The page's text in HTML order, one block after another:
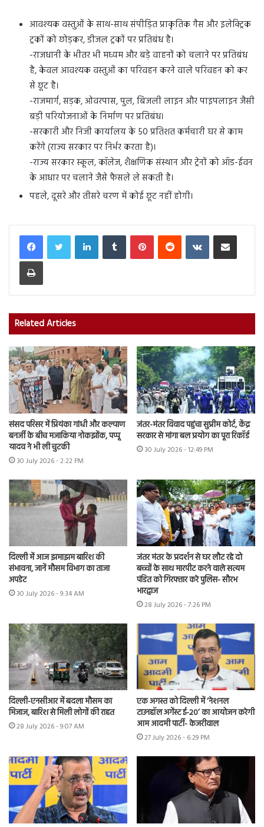
आवश्यक वस्तुओं के साथ-साथ संपीड़ित प्राकृतिक गैस और इलेक्ट्रिक
ट्रकों को छोड़कर, डीजल ट्रकों पर प्रतिबंध है।
-राजधानी के भीतर भी मध्यम और बड़े वाहनों को चलाने पर प्रतिबंध
है, केवल आवश्यक वस्तुओं का परिवहन करने वाले परिवहन को कर
से छूट है।
-राजमार्ग, सड़क, ओवरपास, पुल, बिजली लाइन और पाइपलाइन जैसी
बड़ी परियोजनाओं के निर्माण पर प्रतिबंध।
-सरकारी और निजी कार्यालय के 50 प्रतिशत कर्मचारी घर से काम
करेंगे (राज्य सरकार पर निर्भर करता है)।
-राज्य सरकार स्कूल, कॉलेज, शैक्षणिक संस्थान और ट्रेनों को ऑड-ईवन
के आधार पर चलाने जैसे फैसले ले सकती है।
पहले, दूसरे और तीसरे चरण में कोई छूट नहीं होगी।
LinkedInTumblr PinterestReddit VKontakteShare via Email
Print
Related Articles
संसद परिसर में प्रियंका गांधी और कल्याण
बनर्जी के बीच मजाकिया नोकझोंक, पप्पू
यादव ने भी ली चुटकी
30 July 2026 - 2:22 PM
जंतर-मंतर विवाद पहुंचा सुप्रीम कोर्ट, केंद्र
सरकार से मांगा बल प्रयोग का पूरा रिकॉर्ड
30 July 2026 - 12:49 PM
दिल्ली में आज झमाझम बारिश की
संभावना, जानें मौसम विभाग का ताजा
अपडेट
30 July 2026 - 9:34 AM
जंतर मंतर के प्रदर्शन से घर लौट रहे दो
बच्चों के साथ मारपीट करने वाले सत्यम
पंडित को गिरफ्तार करे पुलिस- सौरभ
भारद्वाज
28 July 2026 - 7:26 PM
दिल्ली-एनसीआर में बदला मौसम का
मिजाज, बारिश से मिली लोगों की राहत
28 July 2026 - 9:07 AM
एक अगस्त को दिल्ली में ‘नेशनल
टाउनहॉल अगेंस्ट ई-20’ का आयोजन करेगी
आम आदमी पार्टी- केजरीवाल
27 July 2026 - 6:29 PM